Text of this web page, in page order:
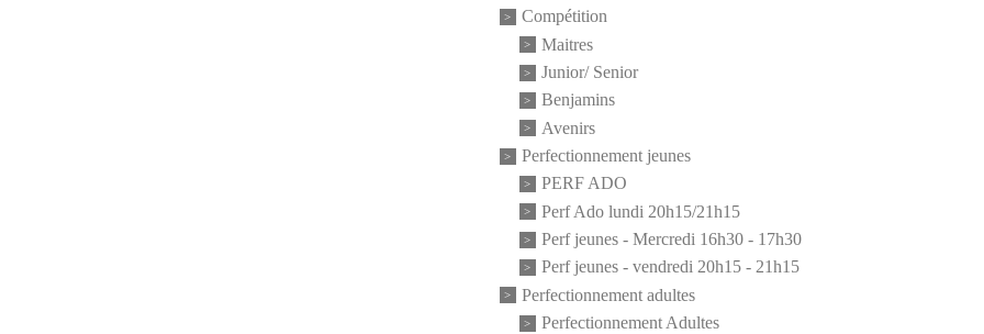
Compétition
Maitres
Junior/ Senior
Benjamins
Avenirs
Perfectionnement jeunes
PERF ADO
Perf Ado lundi 20h15/21h15
Perf jeunes - Mercredi 16h30 - 17h30
Perf jeunes - vendredi 20h15 - 21h15
Perfectionnement adultes
Perfectionnement Adultes